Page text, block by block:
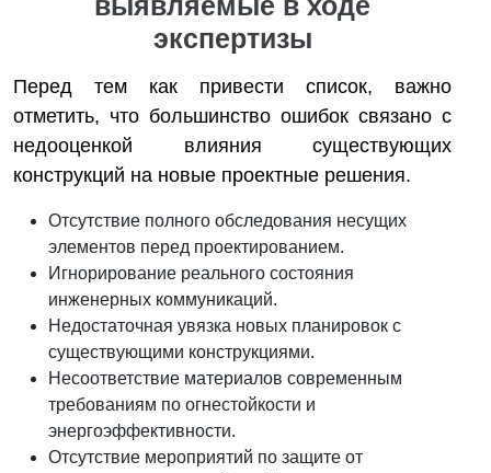
экспертизы
Перед тем как привести список, важно
отметить, что большинство ошибок связано с
недооценкой влияния существующих
конструкций на новые проектные решения.
Отсутствие полного обследования несущих
элементов перед проектированием.
Игнорирование реального состояния
инженерных коммуникаций.
Недостаточная увязка новых планировок с
существующими конструкциями.
Несоответствие материалов современным
требованиям по огнестойкости и
энергоэффективности.
Отсутствие мероприятий по защите от